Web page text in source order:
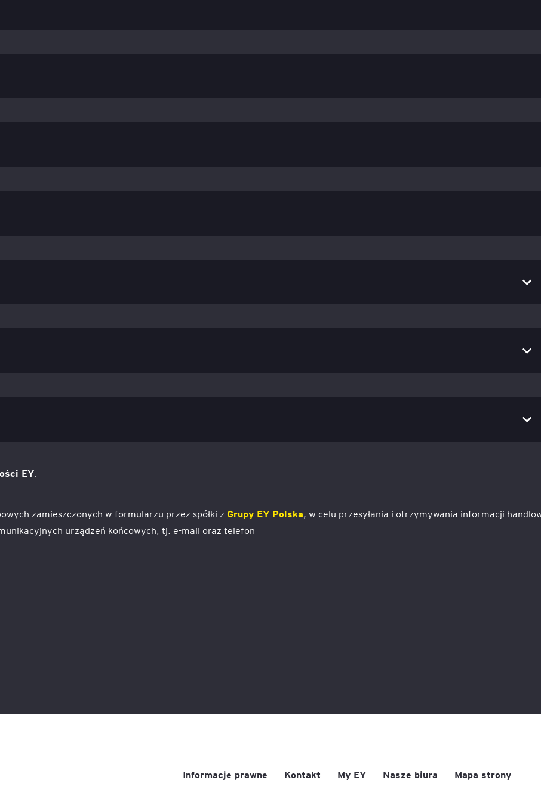
EY.
zamieszczonych w formularzu przez spółki z Grupy EY Polska, w celu przesyłania i otrzymywania informacji
urządzeń końcowych, tj. e-mail oraz telefon
Informacje prawne Kontakt My EY Nasze biura Mapa strony